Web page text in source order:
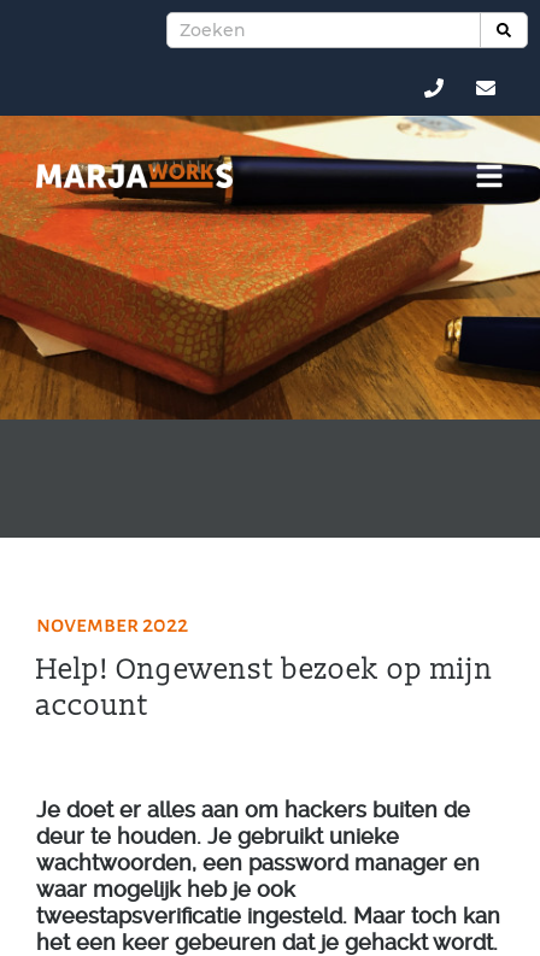
november 2022
Help! Ongewenst bezoek op mijn
account
Je doet er alles aan om hackers buiten de
deur te houden. Je gebruikt unieke
wachtwoorden, een password manager en
waar mogelijk heb je ook
tweestapsverificatie ingesteld. Maar toch kan
het een keer gebeuren dat je gehackt wordt.